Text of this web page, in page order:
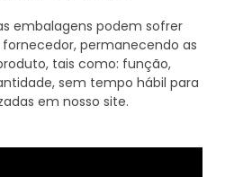
embalagens podem sofrer
permanecendo as
tais como: função,
sem tempo hábil para
em nosso site.